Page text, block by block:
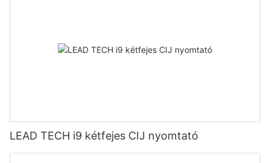
LEAD TECH i9 kétfejes CIJ nyomtató